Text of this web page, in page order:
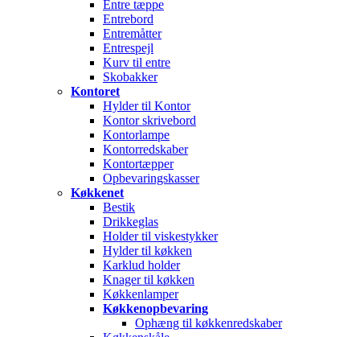
Entre tæppe
Entrebord
Entremåtter
Entrespejl
Kurv til entre
Skobakker
Kontoret
Hylder til Kontor
Kontor skrivebord
Kontorlampe
Kontorredskaber
Kontortæpper
Opbevaringskasser
Køkkenet
Bestik
Drikkeglas
Holder til viskestykker
Hylder til køkken
Karklud holder
Knager til køkken
Køkkenlamper
Køkkenopbevaring
Ophæng til køkkenredskaber